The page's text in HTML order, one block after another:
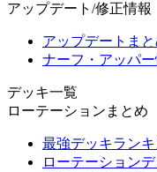
アップデート/修正情報
アップデートま
ナーフ・アッパ
デッキ一覧
ローテーションまとめ
最強デッキラン
ローテーション